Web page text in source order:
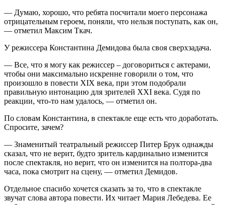
— Думаю, хорошо, что ребята посчитали моего персонажа
отрицательным героем, поняли, что нельзя поступать, как он,
— отметил Максим Ткач.
У режиссера Константина Демидова была своя сверхзадача.
— Все, что я могу как режиссер – договориться с актерами,
чтобы они максимально искренне говорили о том, что
произошло в повести XIX века, при этом подобрали
правильную интонацию для зрителей XXI века. Судя по
реакции, что-то нам удалось, — отметил он.
По словам Константина, в спектакле еще есть что доработать.
Спросите, зачем?
— Знаменитый театральный режиссер Питер Брук однажды
сказал, что не верит, будто зритель кардинально изменится
после спектакля, но верит, что он изменится на полтора-два
часа, пока смотрит на сцену, — отметил Демидов.
Отдельное спасибо хочется сказать за то, что в спектакле
звучат слова автора повести. Их читает Мария Лебедева. Ее